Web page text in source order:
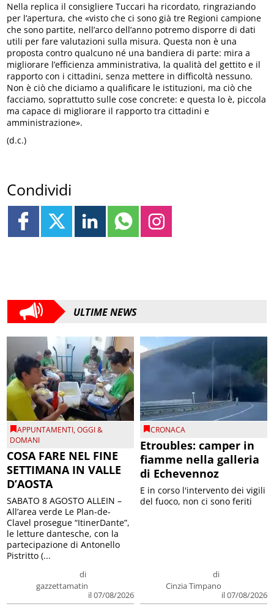
Nella replica il consigliere Tuccari ha ricordato, ringraziando
per l’apertura, che «visto che ci sono già tre Regioni campione
che sono partite, nell’arco dell’anno potremo disporre di dati
utili per fare valutazioni sulla misura. Questa non è una
proposta contro qualcuno né una bandiera di parte: mira a
migliorare l’efficienza amministrativa, la qualità del gettito e il
rapporto con i cittadini, senza mettere in difficoltà nessuno.
Non è ciò che diciamo a qualificare le istituzioni, ma ciò che
facciamo, soprattutto sulle cose concrete: e questa lo è, piccola
ma capace di migliorare il rapporto tra cittadini e
amministrazione».
(d.c.)
Condividi
ULTIME NEWS
APPUNTAMENTI,OGGI &
DOMANI
COSA FARE NEL FINE
SETTIMANA IN VALLE
D’AOSTA
di
gazzettamatin
il 07/08/2026
SABATO 8 AGOSTO ALLEIN –
All’area verde Le Plan-de-
Clavel prosegue “ItinerDante”,
le letture dantesche, con la
partecipazione di Antonello
Pistritto (...
CRONACA
Etroubles: camper in
fiamme nella galleria
di Echevennoz
di
Cinzia Timpano
il 07/08/2026
E in corso l'intervento dei vigili
del fuoco, non ci sono feriti